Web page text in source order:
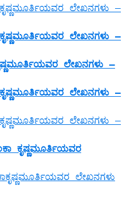
ಲೇಖನಗಳು –
ಲೇಖನಗಳು –
ಲೇಖನಗಳು –
ಲೇಖನಗಳು –
ಲೇಖನಗಳು –
ಕೃಷ್ಣಮೂರ್ತಿಯವರ
ಲೇಖನಗಳು